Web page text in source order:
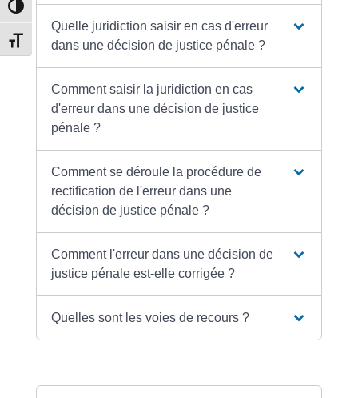
Passer en contraste élevé
Changer la taille de la police
Quelle juridiction saisir en cas d'erreur
dans une décision de justice pénale ?
Comment saisir la juridiction en cas
d'erreur dans une décision de justice
pénale ?
Comment se déroule la procédure de
rectification de l'erreur dans une
décision de justice pénale ?
Comment l'erreur dans une décision de
justice pénale est-elle corrigée ?
Quelles sont les voies de recours ?